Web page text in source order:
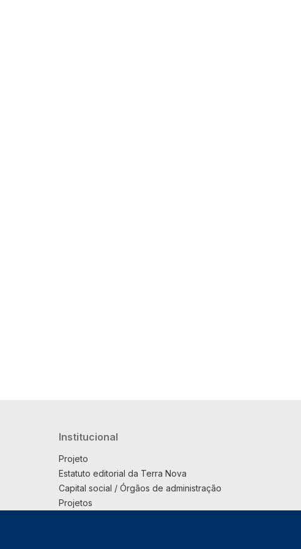
Institucional
Projeto
Estatuto editorial da Terra Nova
Capital social / Órgãos de administração
Projetos